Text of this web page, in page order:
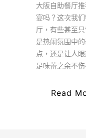
大阪自助餐厅
宴吗？这次我
厅，有些甚至
是热闹氛围中
点，还是让人
足味蕾之余不伤
Read